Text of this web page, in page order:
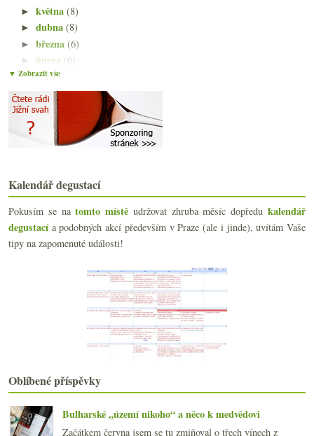
►května(8)
►dubna(8)
►března(6)
► února (6)
►ledna
►2024(106)
►2023(160)
► 2022 (225)
(239)
►2019(238)
►2018(240)
►2017 (240)
►2016(250)
► 2015(251)
►2007(108)
▼ Zobrazit vše
Kalendář degustací
Pokusím se natomto místě udržovat zhruba měsíc dopředukalendář
degustacía podobných akcí především v Praze (ale i jinde), uvítám Vaše
tipy na zapomenuté události!
Oblíbené příspěvky
Bulharské „území nikoho“ a něco k medvědovi
Začátkem června jsem se tu zmiňoval o třech vínech z